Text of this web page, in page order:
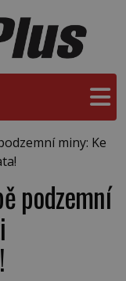
miny: Ke
podzemní